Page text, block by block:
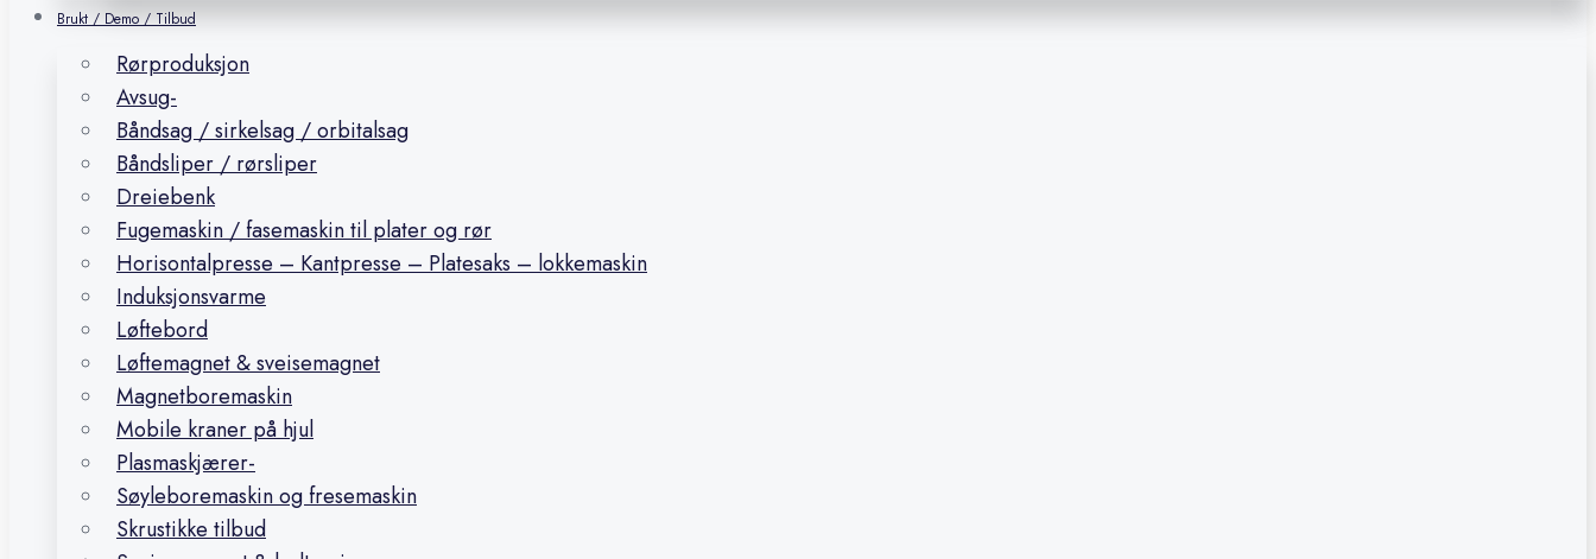
Brukt / Demo / Tilbud
Rørproduksjon
Avsug-
Båndsag / sirkelsag / orbitalsag
Båndsliper / rørsliper
Dreiebenk
Fugemaskin / fasemaskin til plater og rør
Horisontalpresse – Kantpresse – Platesaks – lokkemaskin
Induksjonsvarme
Løftebord
Løftemagnet & sveisemagnet
Magnetboremaskin
Mobile kraner på hjul
Plasmaskjærer-
Søyleboremaskin og fresemaskin
Skrustikke tilbud